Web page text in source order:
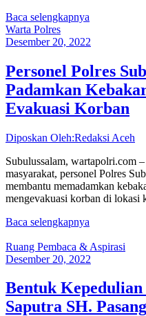
Baca selengkapnya
Warta Polres
Desember 20, 2022
Personel Polres
Padamkan
Evakuasi Korban
Diposkan Oleh:Redaksi Aceh
Subulussalam, wartapolri.com
masyarakat, personel Polres
membantu memadamkan
mengevakuasi korban di lokasi
Baca selengkapnya
Ruang Pembaca & Aspirasi
Desember 20, 2022
Bentuk
Saputra SH.